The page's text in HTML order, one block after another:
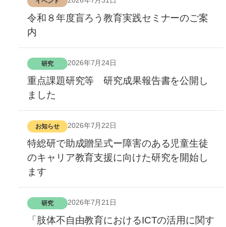
令和８年度盲ろう教育実践セミナーのご案
内
2026年7月24日
研究
重点課題研究等 研究成果報告書を公開し
ました
2026年7月22日
お知らせ
特総研で助成贈呈式ー障害のある児童生徒
のキャリア教育支援に向けた研究を開始し
ます
2026年7月21日
研究
「肢体不自由教育におけるICTの活用に関す